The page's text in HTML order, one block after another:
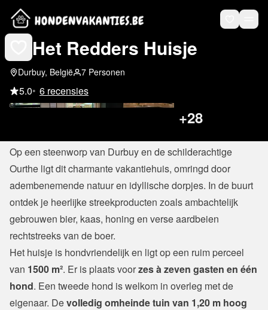
Het Redders Huisje
Durbuy, België 7 Personen
5.0• 6 recensies
+28
Op een steenworp van Durbuy en de schilderachtige
Ourthe ligt dit charmante vakantiehuis, omringd door
adembenemende natuur en idyllische dorpjes. In de buurt
ontdek je heerlijke streekproducten zoals ambachtelijk
gebrouwen bier, kaas, honing en verse aardbeien
rechtstreeks van de boer.
Het huisje is hondvriendelijk en ligt op een ruim perceel
van 1500 m². Er is plaats voor zes à zeven gasten en één
hond. Een tweede hond is welkom in overleg met de
eigenaar. De volledig omheinde tuin van 1,20 m hoog